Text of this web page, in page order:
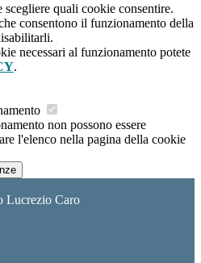
scegliere quali cookie consentire.
consentono il funzionamento della
necessari al funzionamento potete
.
non possono essere
l'elenco nella pagina della cookie
Lucrezio Caro